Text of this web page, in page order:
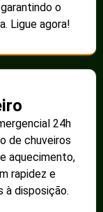
o
Ligue agora!
24h
de chuveiros
aquecimento,
rapidez e
à disposição.